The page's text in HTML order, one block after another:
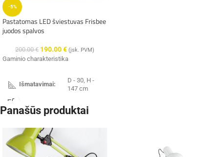
-5%
Pastatomas LED šviestuvas Frisbee
juodos spalvos
200.00€ 190.00€ (įsk. PVM)
Gaminio charakteristika
Išmatavimai:
D - 30, H -
147 cm
Integruotas
Panašūs produktai